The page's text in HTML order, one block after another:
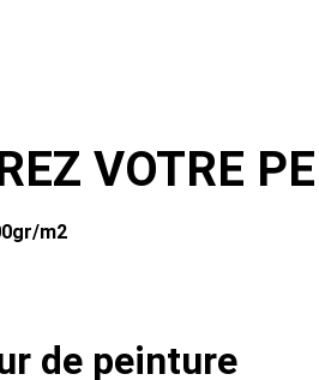
VOTRE
m2
de peinture